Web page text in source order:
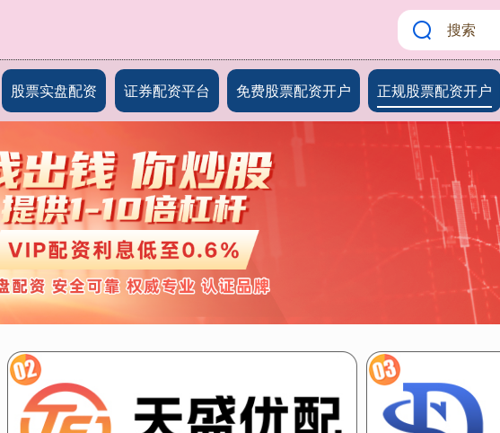
股票实盘配资 证券配资平台 免费股票配资开户 正规股票配资开户